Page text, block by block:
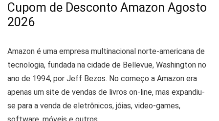
Cupom de Desconto Amazon Agosto
2026
Amazon é uma empresa multinacional norte-americana de
tecnologia, fundada na cidade de Bellevue, Washington no
ano de 1994, por Jeff Bezos. No começo a Amazon era
apenas um site de vendas de livros on-line, mas expandiu-
se para a venda de eletrônicos, jóias, video-games,